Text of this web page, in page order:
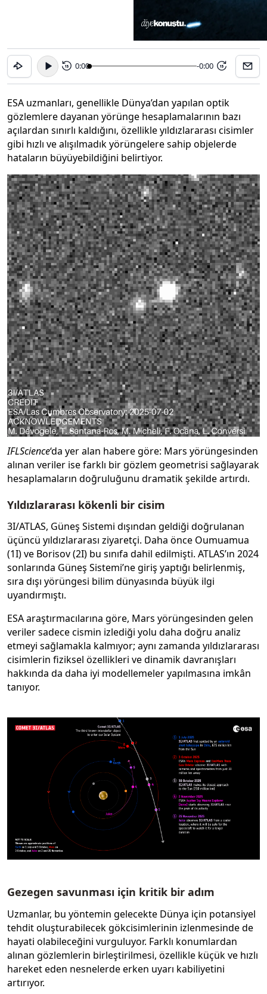
15 0:00 -0:00 15
ESA uzmanları, genellikle Dünya’dan yapılan optik
gözlemlere dayanan yörünge hesaplamalarının bazı
açılardan sınırlı kaldığını, özellikle yıldızlararası cisimler
gibi hızlı ve alışılmadık yörüngelere sahip objelerde
hataların büyüyebildiğini belirtiyor.
IFLScience‘da yer alan habere göre: Mars yörüngesinden
alınan veriler ise farklı bir gözlem geometrisi sağlayarak
hesaplamaların doğruluğunu dramatik şekilde artırdı.
Yıldızlararası kökenli bir cisim
3I/ATLAS, Güneş Sistemi dışından geldiği doğrulanan
üçüncü yıldızlararası ziyaretçi. Daha önce Oumuamua
(1I) ve Borisov (2I) bu sınıfa dahil edilmişti. ATLAS’ın 2024
sonlarında Güneş Sistemi’ne giriş yaptığı belirlenmiş,
sıra dışı yörüngesi bilim dünyasında büyük ilgi
uyandırmıştı.
ESA araştırmacılarına göre, Mars yörüngesinden gelen
veriler sadece cismin izlediği yolu daha doğru analiz
etmeyi sağlamakla kalmıyor; aynı zamanda yıldızlararası
cisimlerin fiziksel özellikleri ve dinamik davranışları
hakkında da daha iyi modellemeler yapılmasına imkân
tanıyor.
Gezegen savunması için kritik bir adım
Uzmanlar, bu yöntemin gelecekte Dünya için potansiyel
tehdit oluşturabilecek gökcisimlerinin izlenmesinde de
hayati olabileceğini vurguluyor. Farklı konumlardan
alınan gözlemlerin birleştirilmesi, özellikle küçük ve hızlı
hareket eden nesnelerde erken uyarı kabiliyetini
artırıyor.